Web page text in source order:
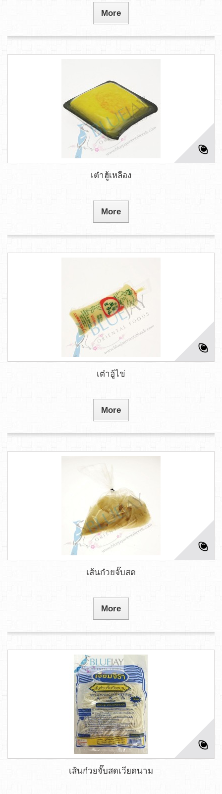
More
เต๋าฮู้เหลือง
More
เต๋าฮู้ไข่
More
เส้นก๋วยจั๊บสด
More
เส้นก๋วยจั๊บสดเวียดนาม